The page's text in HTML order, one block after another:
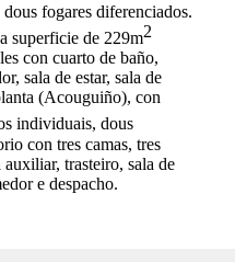
fogares diferenciados.
superficie de 229m2
con cuarto de baño,
sala de estar, sala de
(Acouguiño), con
individuais, dous
con tres camas, tres
trasteiro, sala de
e despacho.